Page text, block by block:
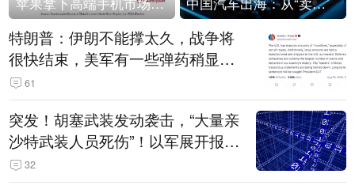
特朗普：伊朗不能撑太久，战争将
很快结束，美军有一些弹药稍显紧
张！伊朗公布拟议的海峡管理文本
61
突发！胡塞武装发动袭击，“大量亲
沙特武装人员死伤”！以军展开报复
性空袭
32